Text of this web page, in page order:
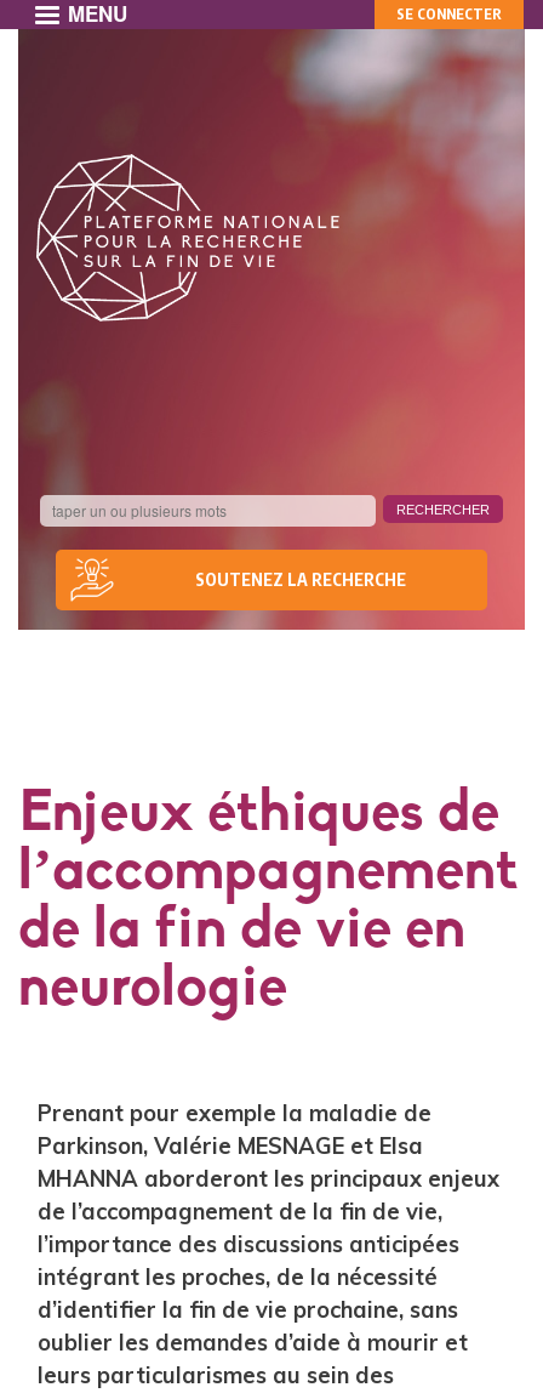
principal
MENU
SOUTENEZ LA RECHERCHE
MON
COMPTE
SE CONNECTER
Enjeux éthiques de
l’accompagnement
de la fin de vie en
neurologie
Prenant pour exemple la maladie de
Parkinson, Valérie MESNAGE et Elsa
MHANNA aborderont les principaux enjeux
de l’accompagnement de la fin de vie,
l’importance des discussions anticipées
intégrant les proches, de la nécessité
d’identifier la fin de vie prochaine, sans
oublier les demandes d’aide à mourir et
leurs particularismes au sein des